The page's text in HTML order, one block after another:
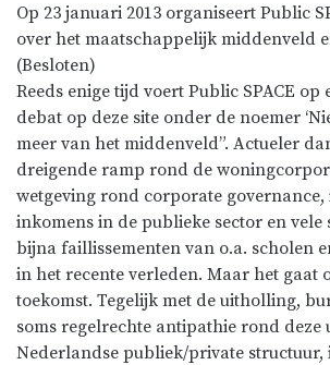
Op 23 januari 2013 organiseert Public
over het maatschappelijk middenveld
(Besloten)
Reeds enige tijd voert Public SPACE
debat op deze site onder de noemer
meer van het middenveld”. Actueler
dreigende ramp rond de
wetgeving rond corporate
inkomens in de publieke sector en vele
bijna faillissementen van o.a. scholen
in het recente verleden. Maar het gaat
toekomst. Tegelijk met de uitholling,
soms regelrechte antipathie rond deze
Nederlandse publiek/private structuur,